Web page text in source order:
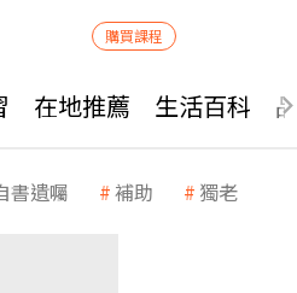
購買課程
在地推薦 生活百科
書遺囑 補助 獨老